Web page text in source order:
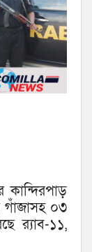
কান্দিরপাড়
গাঁজাসহ ০৩
র‌্যাব-১১,